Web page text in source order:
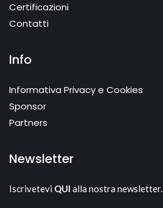
Certificazioni
Contatti
Info
Informativa Privacy e Cookies
Sponsor
Partners
Newsletter
Iscrivetevi QUI alla nostra newsletter.